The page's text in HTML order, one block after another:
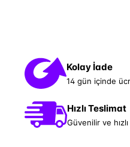
Kolay İade
14 gün içinde
Hızlı Teslimat
Güvenilir ve